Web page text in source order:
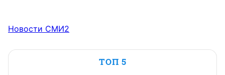
Новости СМИ2
ТОП 5